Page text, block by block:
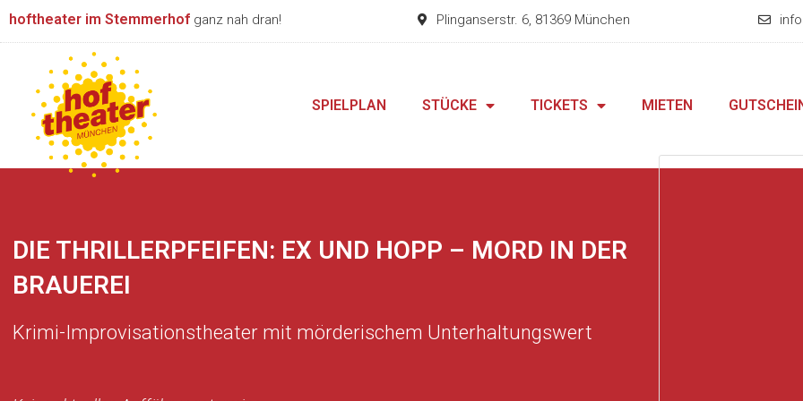
Zum
hoftheater im Stemmerhof ganz nah dran! Plinganserstr. 6, 81369 München
SPIELPLAN STÜCKE TICKETS MIETEN
DIE THRILLERPFEIFEN: EX UND HOPP – MORD IN DER
BRAUEREI
Krimi-Improvisationstheater mit mörderischem Unterhaltungswert